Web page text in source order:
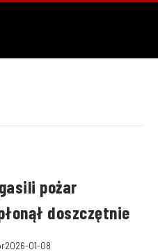
pożar
doszczętnie
2026-01-08